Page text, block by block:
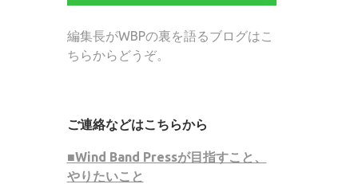
編集長がWBPの裏を語るブログはこ
ちらからどうぞ。
ご連絡などはこちらから
■Wind Band Pressが目指すこと、
やりたいこと